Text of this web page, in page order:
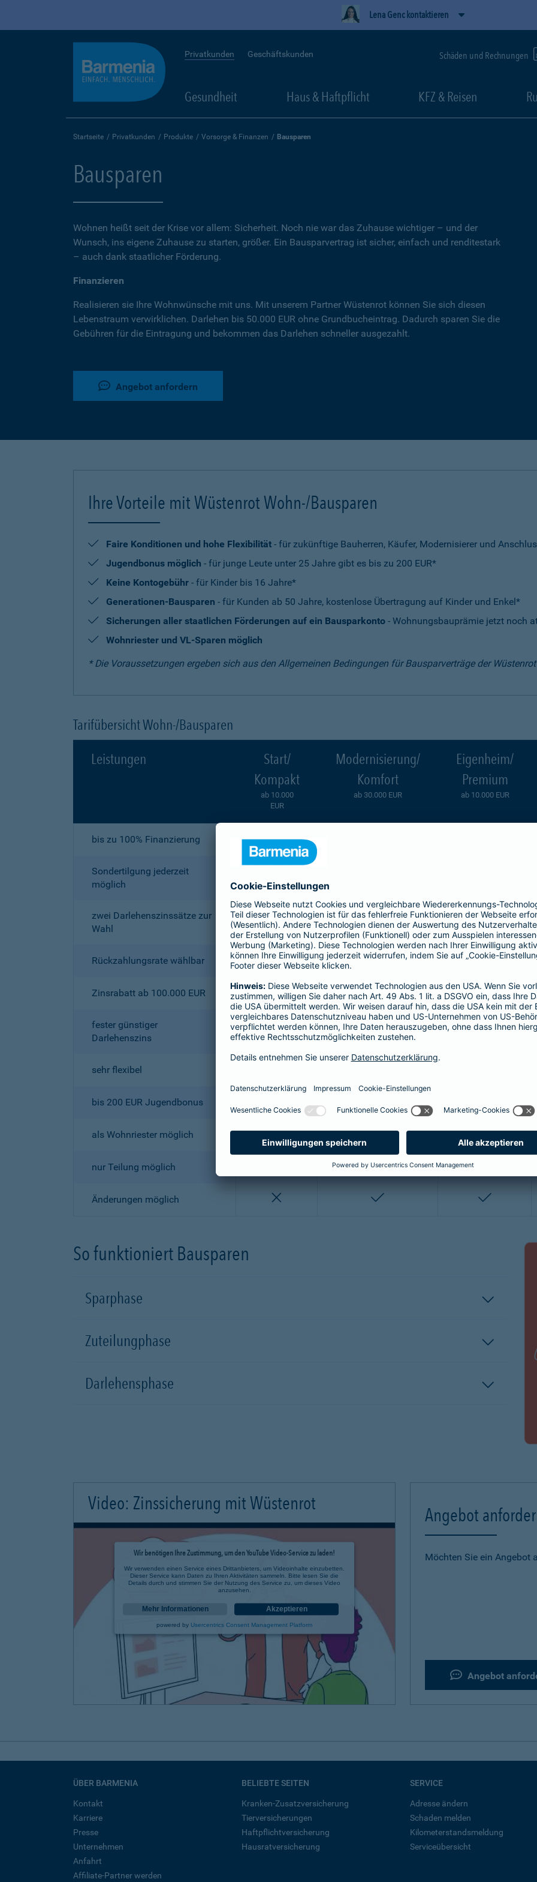
Lena Genc kontaktieren
Privatkunden Geschäftskunden Schäden und Rechnungen
Gesundheit Haus & Haftpflicht KFZ & Reisen
Startseite Privatkunden Produkte Vorsorge & Finanzen Bausparen
Bausparen
Wohnen heißt seit der Krise vor allem: Sicherheit. Noch nie war das Zuhause wichtiger – und der
Wunsch, ins eigene Zuhause zu starten, größer. Ein Bausparvertrag ist sicher, einfach und renditestark
– auch dank staatlicher Förderung.
Finanzieren
Realisieren sie Ihre Wohnwünsche mit uns. Mit unserem Partner Wüstenrot können Sie sich diesen
Lebenstraum verwirklichen. Darlehen bis 50.000 EUR ohne Grundbucheintrag. Dadurch sparen Sie die
Gebühren für die Eintragung und bekommen das Darlehen schneller ausgezahlt.
Angebot anfordern
Ihre Vorteile mit Wüstenrot Wohn-/Bausparen
Faire Konditionen und hohe Flexibilität - für zukünftige Bauherren, Käufer, Modernisierer und
Jugendbonus möglich - für junge Leute unter 25 Jahre gibt es bis zu 200 EUR*
Keine Kontogebühr - für Kinder bis 16 Jahre*
Generationen-Bausparen - für Kunden ab 50 Jahre, kostenlose Übertragung auf Kinder und Enkel*
Sicherungen aller staatlichen Förderungen auf ein Bausparkonto - Wohnungsbauprämie jetzt noch
Wohnriester und VL-Sparen möglich
* Die Voraussetzungen ergeben sich aus den Allgemeinen Bedingungen für Bausparverträge der
Tarifübersicht Wohn-/Bausparen
Leistungen
Start/
Kompakt
ab 10.000
EUR
Modernisierung/
Komfort
ab 30.000 EUR
Eigenheim/
Premium
ab 10.000 EUR
bis zu 100% Finanzierung enthalten
Sondertilgung jederzeit
möglich
zwei Darlehenszinssätze zur
Wahl
nicht enthalten enthalten enthalten
Rückzahlungsrate wählbar nicht enthalten nicht enthalten enthalten
Zinsrabatt ab 100.000 EUR nicht enthalten nicht enthalten enthalten
fester günstiger
Darlehenszins
enthalten enthalten enthalten
sehr flexibel
bis 200 EUR Jugendbonus
als Wohnriester möglich nicht enthalten nicht enthalten enthalten
nur Teilung möglich nicht enthalten
Änderungen möglich enthalten enthalten
So funktioniert Bausparen
Sparphase
Zuteilungphase
Darlehensphase
Video: Zinssicherung mit Wüstenrot
Wir benötigen Ihre Zustimmung, um den YouTube Video-Service zu laden!
Wir verwenden einen Service eines Drittanbieters, um Videoinhalte einzubetten.
Dieser Service kann Daten zu Ihren Aktivitäten sammeln. Bitte lesen Sie die
Details durch und stimmen Sie der Nutzung des Service zu, um dieses Video
anzusehen.
Mehr Informationen Akzeptieren
powered by Usercentrics Consent Management Platform
Angebot
Möchten Sie ein Angebot
Angebot
ÜBER BARMENIA
Kontakt
Karriere
Presse
Unternehmen
Anfahrt
Affiliate-Partner werden
BELIEBTE SEITEN
Kranken-Zusatzversicherung
Tierversicherungen
Haftpflichtversicherung
Hausratversicherung
SERVICE
Adresse ändern
Schaden melden
Kilometerstandsmeldung
Serviceübersicht